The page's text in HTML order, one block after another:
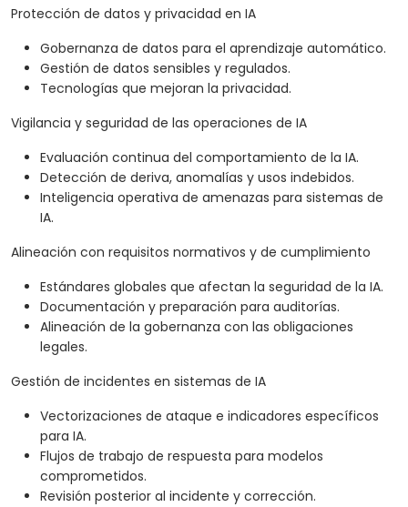
Protección de datos y privacidad en IA
Gobernanza de datos para el aprendizaje automático.
Gestión de datos sensibles y regulados.
Tecnologías que mejoran la privacidad.
Vigilancia y seguridad de las operaciones de IA
Evaluación continua del comportamiento de la IA.
Detección de deriva, anomalías y usos indebidos.
Inteligencia operativa de amenazas para sistemas de
IA.
Alineación con requisitos normativos y de cumplimiento
Estándares globales que afectan la seguridad de la IA.
Documentación y preparación para auditorías.
Alineación de la gobernanza con las obligaciones
legales.
Gestión de incidentes en sistemas de IA
Vectorizaciones de ataque e indicadores específicos
para IA.
Flujos de trabajo de respuesta para modelos
comprometidos.
Revisión posterior al incidente y corrección.